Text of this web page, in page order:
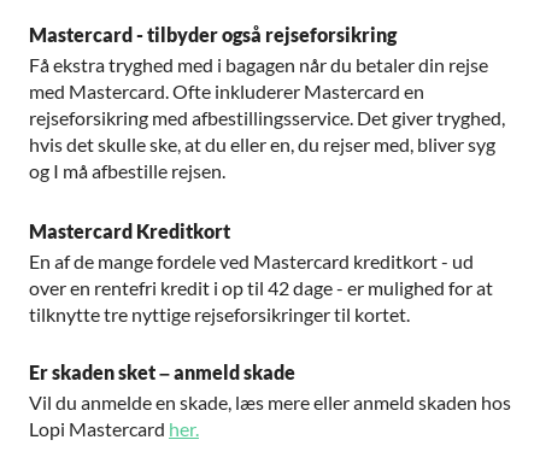
Mastercard - tilbyder også rejseforsikring
Få ekstra tryghed med i bagagen når du betaler din rejse
med Mastercard. Ofte inkluderer Mastercard en
rejseforsikring med afbestillingsservice. Det giver tryghed,
hvis det skulle ske, at du eller en, du rejser med, bliver syg
og I må afbestille rejsen.
Mastercard Kreditkort
En af de mange fordele ved Mastercard kreditkort - ud
over en rentefri kredit i op til 42 dage - er mulighed for at
tilknytte tre nyttige rejseforsikringer til kortet.
Er skaden sket – anmeld skade
Vil du anmelde en skade, læs mere eller anmeld skaden hos
Lopi Mastercard her.